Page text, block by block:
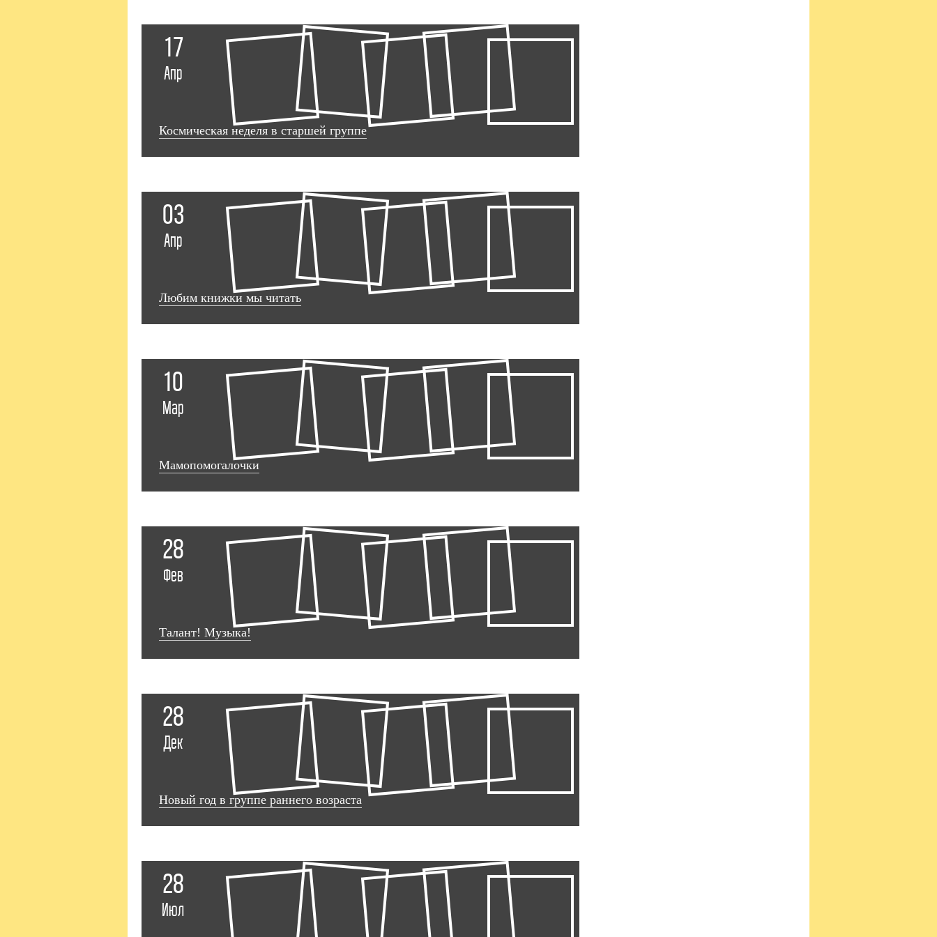
17
Апр
Космическая неделя в старшей группе
03
Апр
Любим книжки мы читать
10
Мар
Мамопомогалочки
28
Фев
Талант! Музыка!
28
Дек
Новый год в группе раннего возраста
28
Июл